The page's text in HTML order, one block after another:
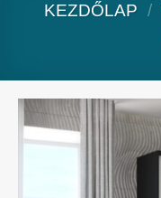
KEZDŐLAP /